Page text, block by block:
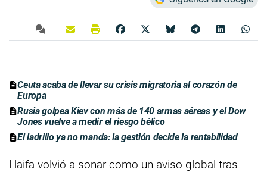
Ceuta acaba de llevar su crisis migratoria al corazón de
Europa
Rusia golpea Kiev con más de 140 armas aéreas y el Dow
Jones vuelve a medir el riesgo bélico
El ladrillo ya no manda: la gestión decide la rentabilidad
Haifa volvió a sonar como un aviso global tras